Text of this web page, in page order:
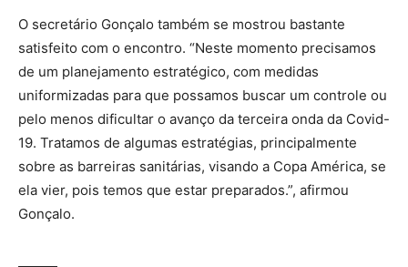
O secretário Gonçalo também se mostrou bastante
satisfeito com o encontro. “Neste momento precisamos
de um planejamento estratégico, com medidas
uniformizadas para que possamos buscar um controle ou
pelo menos dificultar o avanço da terceira onda da Covid-
19. Tratamos de algumas estratégias, principalmente
sobre as barreiras sanitárias, visando a Copa América, se
ela vier, pois temos que estar preparados.”, afirmou
Gonçalo.